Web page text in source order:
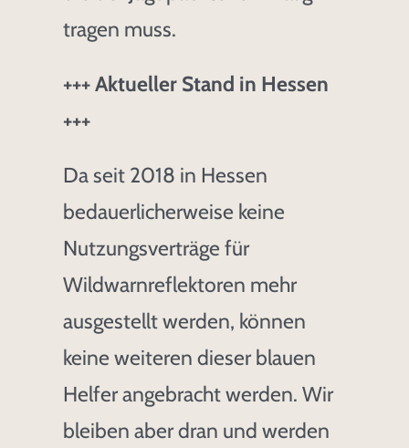
tragen muss.
+++ Aktueller Stand in Hessen
+++
Da seit 2018 in Hessen
bedauerlicherweise keine
Nutzungsverträge für
Wildwarnreflektoren mehr
ausgestellt werden, können
keine weiteren dieser blauen
Helfer angebracht werden. Wir
bleiben aber dran und werden